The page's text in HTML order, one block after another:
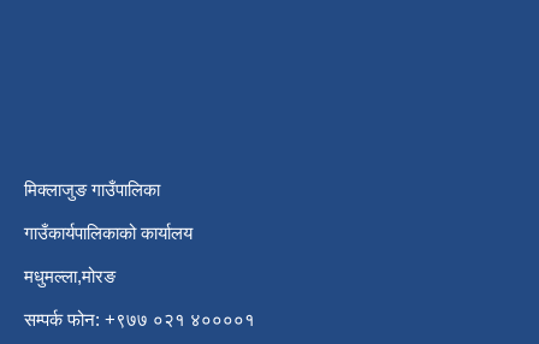
मिक्लाजुङ गाउँपालिका
गाउँकार्यपालिकाको कार्यालय
मधुमल्ला,मोरङ
सम्पर्क फोन: +९७७ ०२१ ४००००१